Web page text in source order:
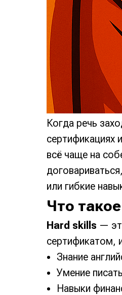
Когда речь
сертификациях
всё чаще на
или гибкие
Что
Hard skills —
сертификатом,
Знание
Умение
Навыки